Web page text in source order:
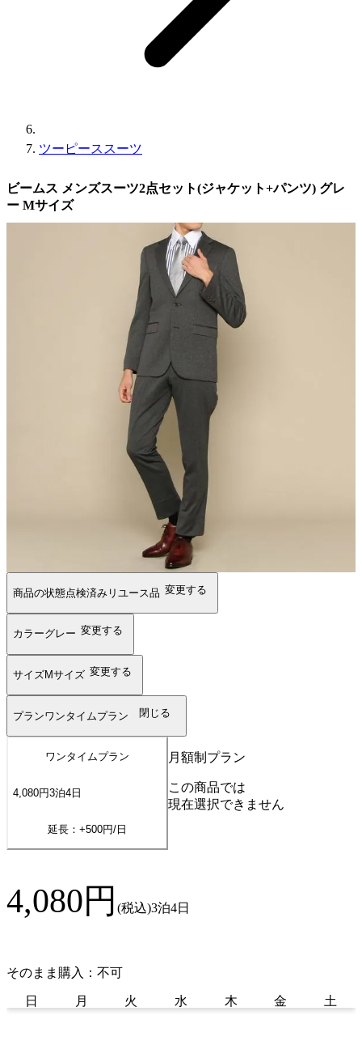
ツーピーススーツ
ビームス メンズスーツ2点セット(ジャケット+パンツ) グレ
ー Mサイズ
商品の状態点検済みリユース品 変更する
カラーグレー 変更する
サイズMサイズ 変更する
プランワンタイムプラン 閉じる
ワンタイムプラン
4,080円3泊4 日
延長：+500円/日
月額制プラン
この商品では
現在選択できません
4,080円 (税込)3泊4日
そのまま購入：不可
日 月 火 水 木 金 土